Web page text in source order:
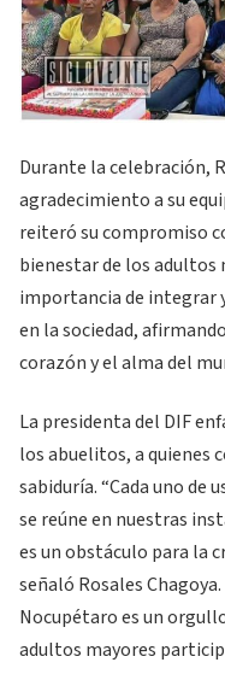
Durante la celebración,
agradecimiento a su
reiteró su compromiso
bienestar de los adultos
importancia de integrar
en la sociedad,
corazón y el alma del
La presidenta del DIF
los abuelitos, a quienes
sabiduría. “Cada uno de
se reúne en nuestras
es un obstáculo para la
señaló Rosales
Nocupétaro es un
adultos mayores